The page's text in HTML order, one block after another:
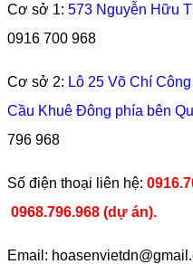
Cơ sở 1: 573 Nguyễn Hữu
0916 700 968
Cơ sở 2: Lô 25 Võ Chí
Cầu Khuê Đông phía bên
796 968
​Số điện thoại liên hệ:
0968.796.968 (dự án).
Email: